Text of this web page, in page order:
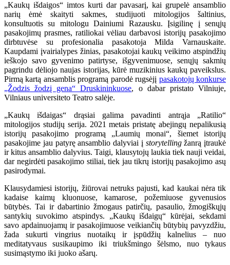
„Kaukų išdaigos“ imtos kurti dar pavasarį, kai grupelė ansamblio
narių ėmė skaityti sakmes, studijuoti mitologijos šaltinius,
konsultuotis su mitologu Dainiumi Razausku. Įsigilinę į senųjų
pasakojimų prasmes, ratiliokai vėliau darbavosi istorijų pasakojimo
dirbtuvėse su profesionalia pasakotoja Milda Varnauskaite.
Kaupdami įvairialypes žinias, pasakotojai kaukų veikimo atspindžių
ieškojo savo gyvenimo patirtyse, išgyvenimuose, senųjų sakmių
pagrindu dėliojo naujas istorijas, kūrė muzikinius kaukų paveikslus.
Pirmą kartą ansamblis programą parodė rugsėjį pasakotojų konkurse
„Žodzis žodzį gena“ Druskininkuose, o dabar pristato Vilniuje,
Vilniaus universiteto Teatro salėje.
„Kaukų išdaigas“ drąsiai galima pavadinti antrąja „Ratilio“
mitologijos studijų serija. 2021 metais pristatę abejingų nepalikusią
istorijų pasakojimo programą „Laumių monai“, šiemet istorijų
pasakojime jau patyrę ansamblio dalyviai į storytellingžanrą įtraukė
ir kitus ansamblio dalyvius. Taigi, klausytojų laukia tiek nauji veidai,
dar negirdėti pasakojimo stiliai, tiek jau tikrų istorijų pasakojimo asų
pasirodymai.
Klausydamiesi istorijų, žiūrovai netruks pajusti, kad kaukai nėra tik
kadaise kaimų kluonuose, kamarose, požemiuose gyvenusios
būtybės. Tai ir dabartinio žmogaus patirčių, pasaulio, žmogiškųjų
santykių suvokimo atspindys. „Kaukų išdaigų“ kūrėjai, sekdami
savo apdainuojamų ir pasakojimuose veikiančių būtybių pavyzdžiu,
žada sukurti vingrius nuotaikų ir įspūdžių kalnelius – nuo
meditatyvaus susikaupimo iki triukšmingo šėlsmo, nuo tykaus
susimąstymo iki juoko ašarų.